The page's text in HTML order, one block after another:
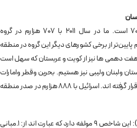
ایران در توسعه انسانی رتبه 70 است. ما در سال 2011 با 707 هزارم در گروه
از برخی کشورهای دیگر این گروه در منطقه
هفت دهمی ها نیز از کویت و عربستان که سهل است
ولبنان ولیبی نیز هستیم. بحرین وقطر وامارات
اساسا در گروه هشت دهمی ها قرار گرفته اند. اسرائیل با 888 هزارم در صدر منطقه
شاخص شکوفایی لگاتیوم (LPI): این شاخص 9 مولفه دارد که عبارت اند از: 1.مبانی